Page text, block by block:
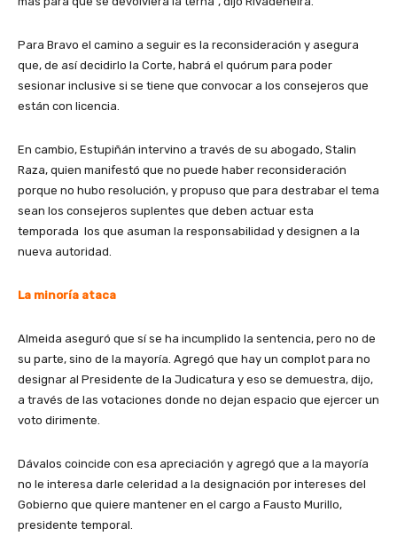
Para Bravo el camino a seguir es la reconsideración y asegura
que, de así decidirlo la Corte, habrá el quórum para poder
sesionar inclusive si se tiene que convocar a los consejeros que
están con licencia.
En cambio, Estupiñán intervino a través de su abogado, Stalin
Raza, quien manifestó que no puede haber reconsideración
porque no hubo resolución, y propuso que para destrabar el tema
sean los consejeros suplentes que deben actuar esta
temporada los que asuman la responsabilidad y designen a la
nueva autoridad.
La minoría ataca
Almeida aseguró que sí se ha incumplido la sentencia, pero no de
su parte, sino de la mayoría. Agregó que hay un complot para no
designar al Presidente de la Judicatura y eso se demuestra, dijo,
a través de las votaciones donde no dejan espacio que ejercer un
voto dirimente.
Dávalos coincide con esa apreciación y agregó que a la mayoría
no le interesa darle celeridad a la designación por intereses del
Gobierno que quiere mantener en el cargo a Fausto Murillo,
presidente temporal.